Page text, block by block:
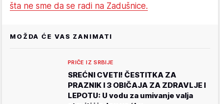
šta ne sme da se radi na Zadušnice.
MOŽDA ĆE VAS ZANIMATI
PRIČE IZ SRBIJE
SREĆNI CVETI! ČESTITKA ZA
PRAZNIK I 3 OBIČAJA ZA ZDRAVLJE I
LEPOTU: U vodu za umivanje valja